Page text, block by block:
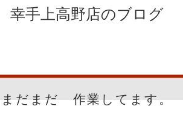
幸手上高野店のブログ
まだまだ 作業してます。